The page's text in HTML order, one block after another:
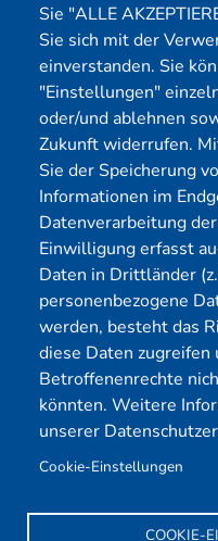
Sie "ALLE
Sie sich mit der
einverstanden. Sie
"Einstellungen"
oder/und ablehnen
Zukunft widerrufen.
Sie der Speicherung
Informationen im
Datenverarbeitung
Einwilligung erfasst
Daten in Drittländer
personenbezogene
werden, besteht das
diese Daten
Betroffenenrechte
könnten. Weitere
unserer
Cookie-Einstellungen
COOKIE-
Pentest Kosten Rechner
KMU CyberRisikoCheck
OT-Security
Physical Pentest
Über uns
Mitglied